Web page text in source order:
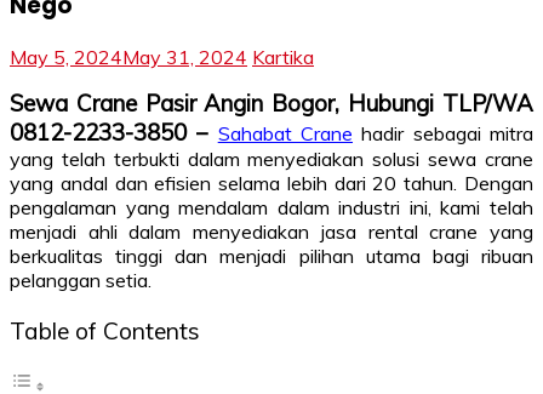
May 5, 2024May 31, 2024 Kartika
Sewa Crane Pasir Angin Bogor, Hubungi TLP/WA
0812-2233-3850 – Sahabat Crane hadir sebagai mitra
yang telah terbukti dalam menyediakan solusi sewa crane
yang andal dan efisien selama lebih dari 20 tahun. Dengan
pengalaman yang mendalam dalam industri ini, kami telah
menjadi ahli dalam menyediakan jasa rental crane yang
berkualitas tinggi dan menjadi pilihan utama bagi ribuan
pelanggan setia.
Table of Contents